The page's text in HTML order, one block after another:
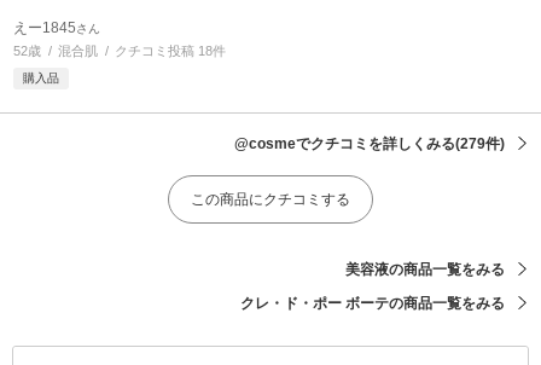
えー1845さん
52歳 混合肌 クチコミ投稿 18件
購入品
@cosmeでクチコミを詳しくみる(279件)
この商品にクチコミする
美容液の商品一覧をみる
クレ・ド・ポー ボーテの商品一覧をみる